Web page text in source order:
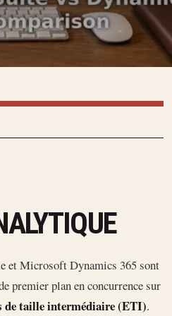
et Microsoft Dynamics 365 sont
premier plan en concurrence sur
de taille intermédiaire (ETI).